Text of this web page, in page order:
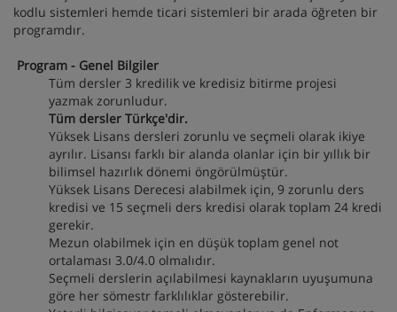
kodlu sistemleri hemde ticari sistemleri bir arada öğreten bir
programdır.
Program - Genel Bilgiler
Tüm dersler 3 kredilik ve kredisiz bitirme projesi
yazmak zorunludur.
Tüm dersler Türkçe'dir.
Yüksek Lisans dersleri zorunlu ve seçmeli olarak ikiye
ayrılır. Lisansı farklı bir alanda olanlar için bir yıllık bir
bilimsel hazırlık dönemi öngörülmüştür.
Yüksek Lisans Derecesi alabilmek için, 9 zorunlu ders
kredisi ve 15 seçmeli ders kredisi olarak toplam 24 kredi
gerekir.
Mezun olabilmek için en düşük toplam genel not
ortalaması 3.0/4.0 olmalıdır.
Seçmeli derslerin açılabilmesi kaynakların uyuşumuna
göre her sömestr farklılıklar gösterebilir.